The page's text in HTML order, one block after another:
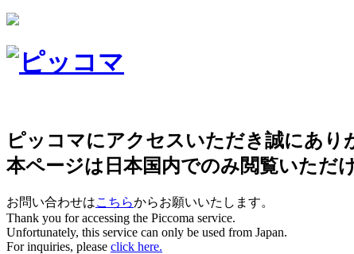
ピッコマにアクセスいただき誠にあり
本ページは日本国内でのみ閲覧いただ
お問い合わせはこちらからお願いいたします。
Thank you for accessing the Piccoma service.
Unfortunately, this service can only be used from Japan.
For inquiries, please click here.